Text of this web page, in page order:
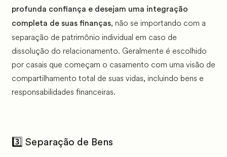
profunda confiança e desejam uma integração
completa de suas finanças, não se importando com a
separação de patrimônio individual em caso de
dissolução do relacionamento. Geralmente é escolhido
por casais que começam o casamento com uma visão de
compartilhamento total de suas vidas, incluindo bens e
responsabilidades financeiras.
3️⃣ Separação de Bens